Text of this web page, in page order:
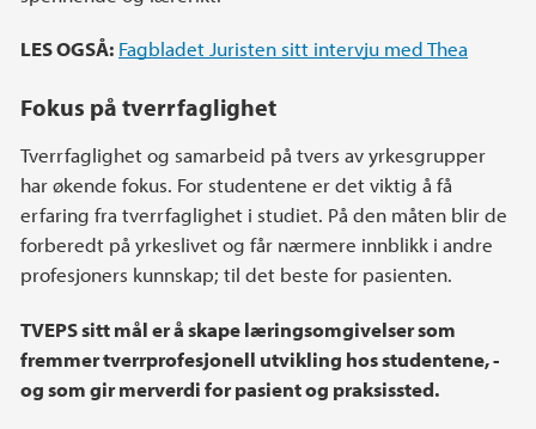
LES OGSÅ: Fagbladet Juristen sitt intervju med Thea
Fokus på tverrfaglighet
Tverrfaglighet og samarbeid på tvers av yrkesgrupper
har økende fokus. For studentene er det viktig å få
erfaring fra tverrfaglighet i studiet. På den måten blir de
forberedt på yrkeslivet og får nærmere innblikk i andre
profesjoners kunnskap; til det beste for pasienten.
TVEPS sitt mål er å skape læringsomgivelser som
fremmer tverrprofesjonell utvikling hos studentene, -
og som gir merverdi for pasient og praksissted.